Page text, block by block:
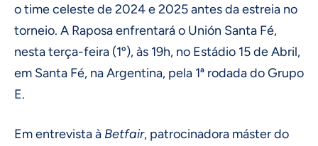
o time celeste de 2024 e 2025 antes da estreia no
torneio. A Raposa enfrentará o Unión Santa Fé,
nesta terça-feira (1º), às 19h, no Estádio 15 de Abril,
em Santa Fé, na Argentina, pela 1ª rodada do Grupo
E.
Em entrevista à Betfair, patrocinadora máster do